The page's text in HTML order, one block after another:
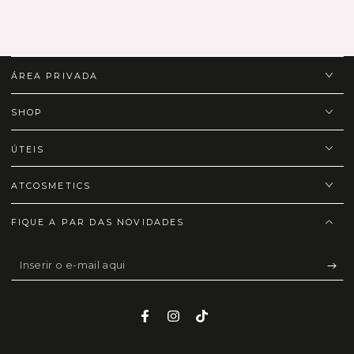
ÁREA PRIVADA
SHOP
ÚTEIS
ATCOSMETICS
FIQUE A PAR DAS NOVIDADES
Inserir
o
Facebook
Instagram
TikTok